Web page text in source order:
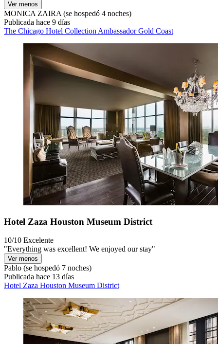
Ver menos
MONICA ZAIRA (se hospedó 4 noches)
Publicada hace 9 días
The Chicago Hotel Collection Ambassador Gold Coast
Hotel Zaza Houston Museum District
10/10 Excelente
"Everything was excellent! We enjoyed our stay"
Ver menos
Pablo (se hospedó 7 noches)
Publicada hace 13 días
Hotel Zaza Houston Museum District